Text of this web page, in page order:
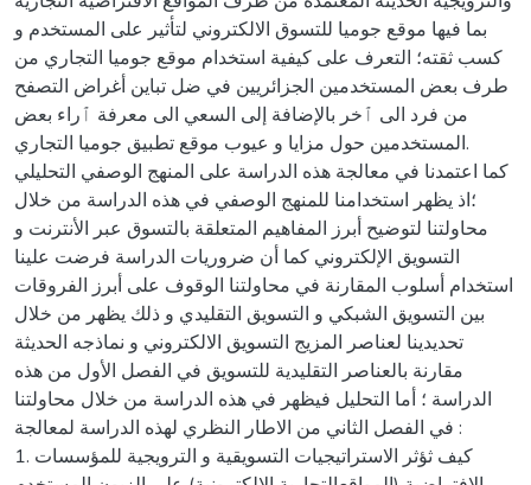
بما فيها موقع جوميا للتسوق الالكتروني لتأثير على المستخدم و
كسب ثقته؛ التعرف على كيفية استخدام موقع جوميا التجاري من
طرف بعض المستخدمين الجزائريين في ضل تباين أغراض التصفح
من فرد الى ٱخر بالإضافة إلى السعي الى معرفة ٱراء بعض
المستخدمين حول مزايا و عيوب موقع تطبيق جوميا التجاري.
كما اعتمدنا في معالجة هذه الدراسة على المنهج الوصفي التحليلي
؛اذ يظهر استخدامنا للمنهج الوصفي في هذه الدراسة من خلال
محاولتنا لتوضيح أبرز المفاهيم المتعلقة بالتسوق عبر الأنترنت و
التسويق الإلكتروني كما أن ضروريات الدراسة فرضت علينا
استخدام أسلوب المقارنة في محاولتنا الوقوف على أبرز الفروقات
بين التسويق الشبكي و التسويق التقليدي و ذلك يظهر من خلال
تحديدينا لعناصر المزيج التسويق الالكتروني و نماذجه الحديثة
مقارنة بالعناصر التقليدية للتسويق في الفصل الأول من هذه
الدراسة ؛ أما التحليل فيظهر في هذه الدراسة من خلال محاولتنا
في الفصل الثاني من الاطار النظري لهذه الدراسة لمعالجة :
1. كيف ثؤثر الاستراتيجيات التسويقية و الترويجية للمؤسسات